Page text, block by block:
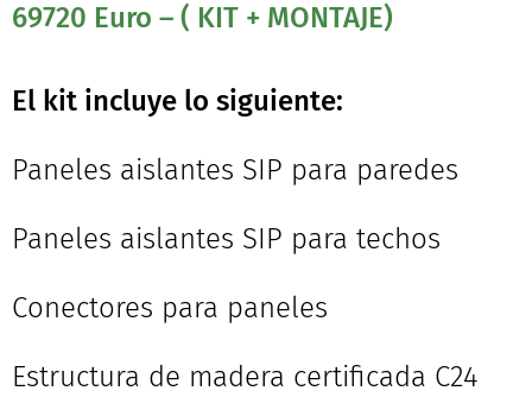
69720 Euro – ( KIT + MONTAJE)
El kit incluye lo siguiente:
Paneles aislantes SIP para paredes
Paneles aislantes SIP para techos
Conectores para paneles
Estructura de madera certificada C24